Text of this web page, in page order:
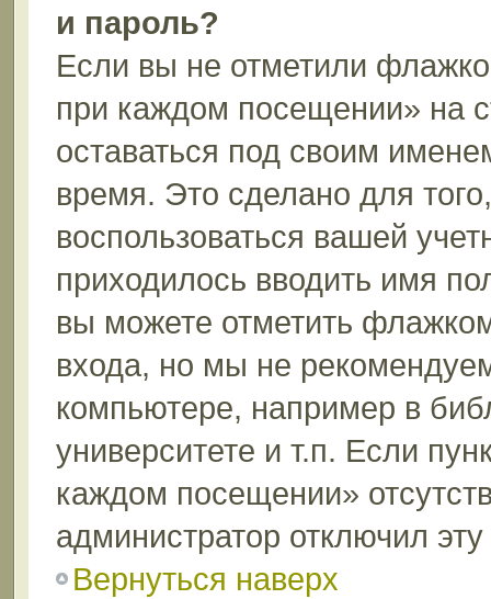
и пароль?
Если вы не отметили
при каждом посещении» на
оставаться под своим
время. Это сделано для
воспользоваться вашей
приходилось вводить имя
вы можете отметить
входа, но мы не
компьютере, например в
университете и т.п. Если
каждом посещении»
администратор отключил
Вернуться наверх